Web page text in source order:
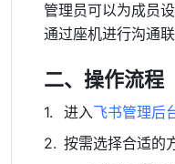
管理员可以为成员
通过座机进行沟通联
二、操作流程
进入飞书管理后
按需选择合适的